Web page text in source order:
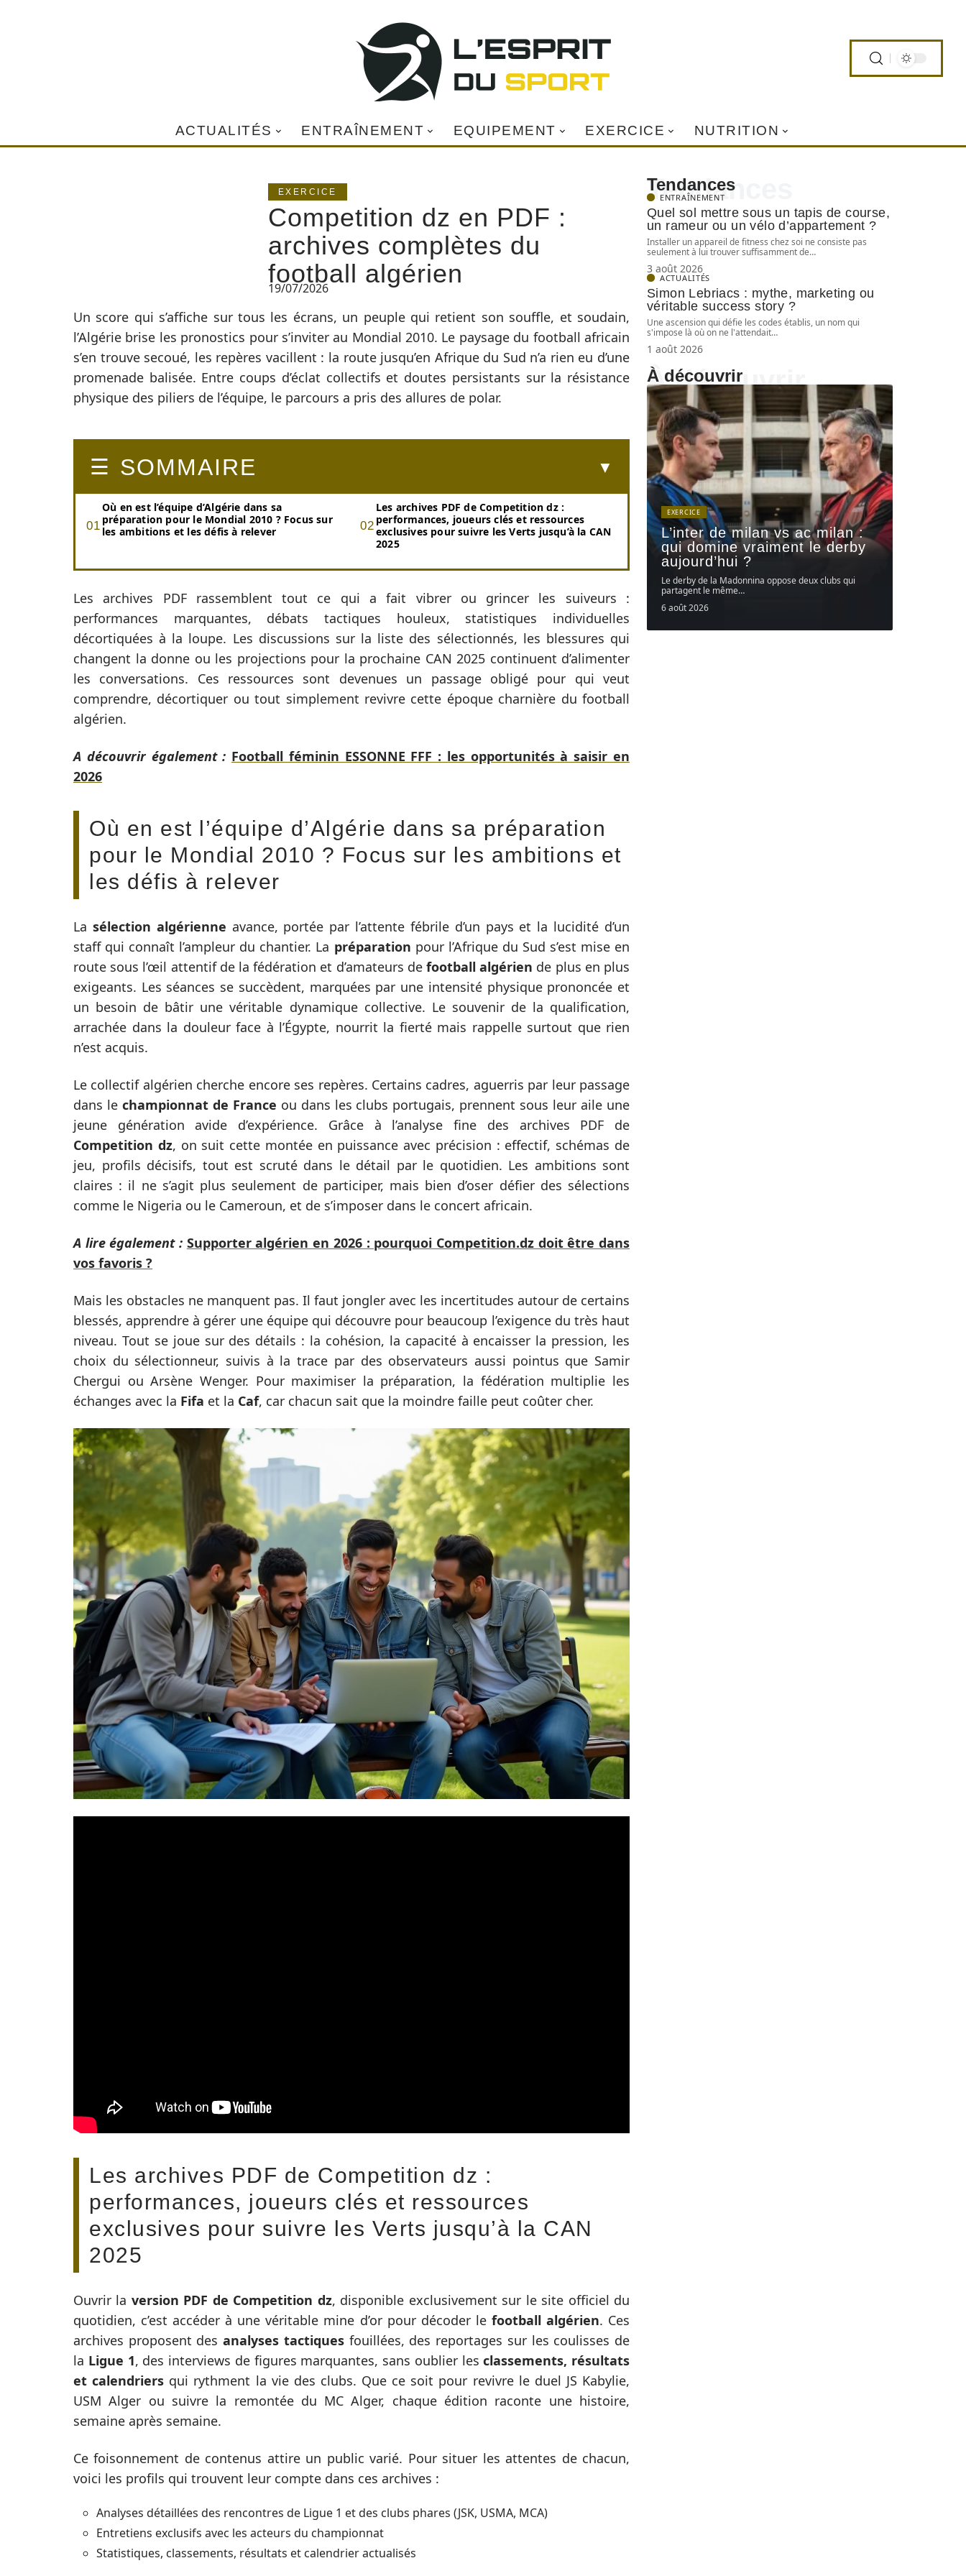
ACTUALITÉS ENTRAÎNEMENT EQUIPEMENT EXERCICE NUTRITION
EXERCICE
Competition dz en PDF :
archives complètes du
football algérien
19/07/2026
Un score qui s’affiche sur tous les écrans, un peuple qui retient son souffle, et soudain,
l’Algérie brise les pronostics pour s’inviter au Mondial 2010. Le paysage du football africain
s’en trouve secoué, les repères vacillent : la route jusqu’en Afrique du Sud n’a rien eu d’une
promenade balisée. Entre coups d’éclat collectifs et doutes persistants sur la résistance
physique des piliers de l’équipe, le parcours a pris des allures de polar.
SOMMAIRE
Où en est l’équipe d’Algérie dans sa
préparation pour le Mondial 2010 ? Focus sur
les ambitions et les défis à relever
Les archives PDF de Competition dz :
performances, joueurs clés et ressources
exclusives pour suivre les Verts jusqu’à la CAN
2025
Les archives PDF rassemblent tout ce qui a fait vibrer ou grincer les suiveurs :
performances marquantes, débats tactiques houleux, statistiques individuelles
décortiquées à la loupe. Les discussions sur la liste des sélectionnés, les blessures qui
changent la donne ou les projections pour la prochaine CAN 2025 continuent d’alimenter
les conversations. Ces ressources sont devenues un passage obligé pour qui veut
comprendre, décortiquer ou tout simplement revivre cette époque charnière du football
algérien.
A découvrir également : Football féminin ESSONNE FFF : les opportunités à saisir en
2026
Où en est l’équipe d’Algérie dans sa préparation
pour le Mondial 2010 ? Focus sur les ambitions et
les défis à relever
La sélection algérienne avance, portée par l’attente fébrile d’un pays et la lucidité d’un
staff qui connaît l’ampleur du chantier. La préparation pour l’Afrique du Sud s’est mise en
route sous l’œil attentif de la fédération et d’amateurs de football algérien de plus en plus
exigeants. Les séances se succèdent, marquées par une intensité physique prononcée et
un besoin de bâtir une véritable dynamique collective. Le souvenir de la qualification,
arrachée dans la douleur face à l’Égypte, nourrit la fierté mais rappelle surtout que rien
n’est acquis.
Le collectif algérien cherche encore ses repères. Certains cadres, aguerris par leur passage
dans le championnat de France ou dans les clubs portugais, prennent sous leur aile une
jeune génération avide d’expérience. Grâce à l’analyse fine des archives PDF de
Competition dz, on suit cette montée en puissance avec précision : effectif, schémas de
jeu, profils décisifs, tout est scruté dans le détail par le quotidien. Les ambitions sont
claires : il ne s’agit plus seulement de participer, mais bien d’oser défier des sélections
comme le Nigeria ou le Cameroun, et de s’imposer dans le concert africain.
A lire également : Supporter algérien en 2026 : pourquoi Competition.dz doit être dans
vos favoris ?
Mais les obstacles ne manquent pas. Il faut jongler avec les incertitudes autour de certains
blessés, apprendre à gérer une équipe qui découvre pour beaucoup l’exigence du très haut
niveau. Tout se joue sur des détails : la cohésion, la capacité à encaisser la pression, les
choix du sélectionneur, suivis à la trace par des observateurs aussi pointus que Samir
Chergui ou Arsène Wenger. Pour maximiser la préparation, la fédération multiplie les
échanges avec la Fifa et la Caf, car chacun sait que la moindre faille peut coûter cher.
Les archives PDF de Competition dz :
performances, joueurs clés et ressources
exclusives pour suivre les Verts jusqu’à la CAN
2025
Ouvrir la version PDF de Competition dz, disponible exclusivement sur le site officiel du
quotidien, c’est accéder à une véritable mine d’or pour décoder le football algérien. Ces
archives proposent desanalyses tactiquesfouillées, des reportages sur les coulisses de
la Ligue 1, des interviews de figures marquantes, sans oublier lesclassements, résultats
et calendriers qui rythment la vie des clubs. Que ce soit pour revivre le duel JS Kabylie,
USM Alger ou suivre la remontée du MC Alger, chaque édition raconte une histoire,
semaine après semaine.
Ce foisonnement de contenus attire un public varié. Pour situer les attentes de chacun,
voici les profils qui trouvent leur compte dans ces archives :
Analyses détaillées des rencontres de Ligue 1 et des clubs phares (JSK, USMA, MCA)
Entretiens exclusifs avec les acteurs du championnat
Statistiques, classements, résultats et calendrier actualisés
Tendances
Tendances
ENTRAÎNEMENT
Quel sol mettre sous un tapis de course,
un rameur ou un vélo d’appartement ?
Installer un appareil de fitness chez soi ne consiste pas
seulement à lui trouver suffisamment de…
3 août 2026
ACTUALITÉS
Simon Lebriacs : mythe, marketing ou
véritable success story ?
Une ascension qui défie les codes établis, un nom qui
s'impose là où on ne l'attendait…
1 août 2026
À découvrir
À découvrir
EXERCICE
L’inter de milan vs ac milan :
qui domine vraiment le derby
aujourd’hui ?
Le derby de la Madonnina oppose deux clubs qui
partagent le même…
6 août 2026